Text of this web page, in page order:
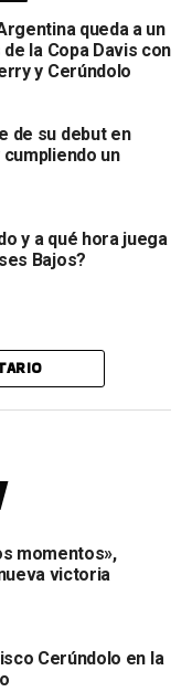
queda a un
la Copa Davis con
y Cerúndolo
de su debut en
cumpliendo un
y a qué hora juega
Bajos?
momentos»,
victoria
Cerúndolo en la